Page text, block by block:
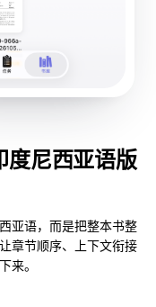
度尼西亚语版
亚语，而是把整本书整
章节顺序、上下文衔接
来。